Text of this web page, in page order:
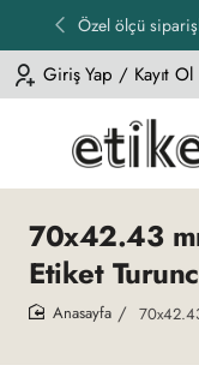
Özel ölçü
Giriş Yap / Kayıt Ol
70x42.43
Etiket